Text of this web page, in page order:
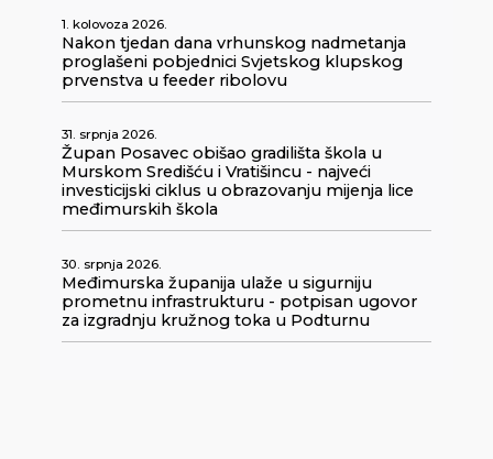
1. kolovoza 2026.
Nakon tjedan dana vrhunskog nadmetanja
proglašeni pobjednici Svjetskog klupskog
prvenstva u feeder ribolovu
31. srpnja 2026.
Župan Posavec obišao gradilišta škola u
Murskom Središću i Vratišincu - najveći
investicijski ciklus u obrazovanju mijenja lice
međimurskih škola
30. srpnja 2026.
Međimurska županija ulaže u sigurniju
prometnu infrastrukturu - potpisan ugovor
za izgradnju kružnog toka u Podturnu